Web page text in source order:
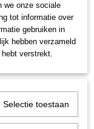
we onze sociale
tot informatie over
gebruiken in
hebben verzameld
verstrekt.
Selectie toestaan